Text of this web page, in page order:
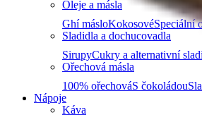
Oleje a másla
Ghí másloKokosovéSpeciální
Sladidla a dochucovadla
SirupyCukry a alternativní
Ořechová másla
100% ořechováS čokoládou
Nápoje
Káva